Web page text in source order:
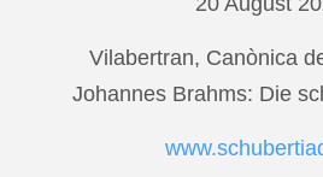
Vilabertran, Canònica
Johannes Brahms: Die